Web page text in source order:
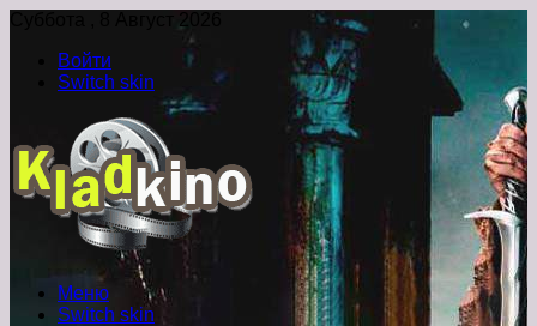
Суббота , 8 Август 2026
Войти
Switch skin
Меню
Switch skin